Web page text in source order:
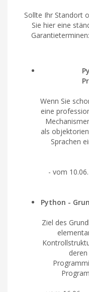
Sollte Ihr Standort
Sie hier eine
Garantieterminen:
Wenn Sie
eine
als
Sprachen
- vom
Python -
Ziel des